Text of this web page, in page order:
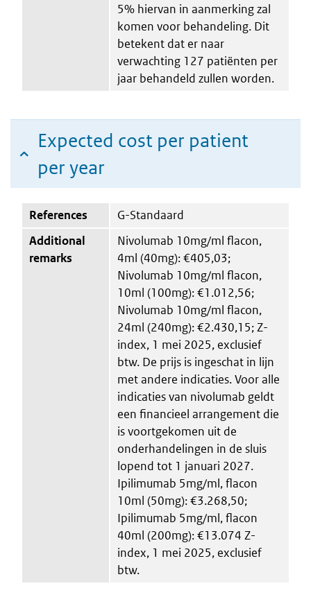
5% hiervan in aanmerking zal
komen voor behandeling. Dit
betekent dat er naar
verwachting 127 patiënten per
jaar behandeld zullen worden.
Expected cost per patient
per year
References
G-Standaard
Additional
remarks
Nivolumab 10mg/ml flacon,
4ml (40mg): €405,03;
Nivolumab 10mg/ml flacon,
10ml (100mg): €1.012,56;
Nivolumab 10mg/ml flacon,
24ml (240mg): €2.430,15; Z-
index, 1 mei 2025, exclusief
btw. De prijs is ingeschat in lijn
met andere indicaties. Voor alle
indicaties van nivolumab geldt
een financieel arrangement die
is voortgekomen uit de
onderhandelingen in de sluis
lopend tot 1 januari 2027.
Ipilimumab 5mg/ml, flacon
10ml (50mg): €3.268,50;
Ipilimumab 5mg/ml, flacon
40ml (200mg): €13.074 Z-
index, 1 mei 2025, exclusief
btw.